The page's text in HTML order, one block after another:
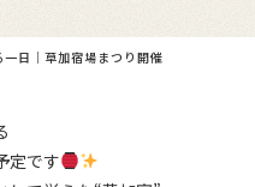
日｜草加宿場まつり開催
定です